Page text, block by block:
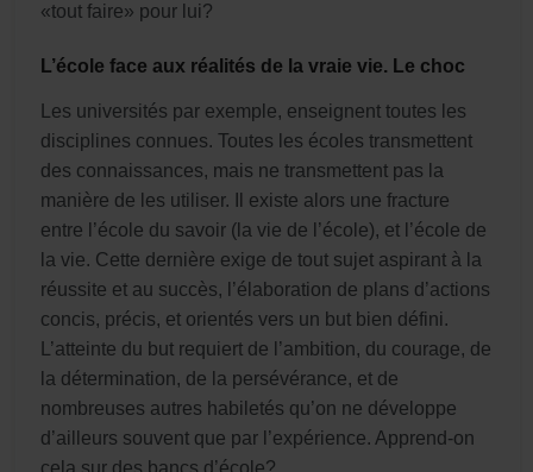
«tout faire» pour lui?
L’école face aux réalités de la vraie vie. Le choc
Les universités par exemple, enseignent toutes les
disciplines connues. Toutes les écoles transmettent
des connaissances, mais ne transmettent pas la
manière de les utiliser. Il existe alors une fracture
entre l’école du savoir (la vie de l’école), et l’école de
la vie. Cette dernière exige de tout sujet aspirant à la
réussite et au succès, l’élaboration de plans d’actions
concis, précis, et orientés vers un but bien défini.
L’atteinte du but requiert de l’ambition, du courage, de
la détermination, de la persévérance, et de
nombreuses autres habiletés qu’on ne développe
d’ailleurs souvent que par l’expérience. Apprend-on
cela sur des bancs d’école?